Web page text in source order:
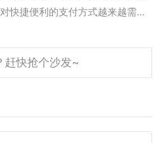
快捷便利的支付方式越来越需求
是支付宝、微信等网上支付方式
它可以提高商...